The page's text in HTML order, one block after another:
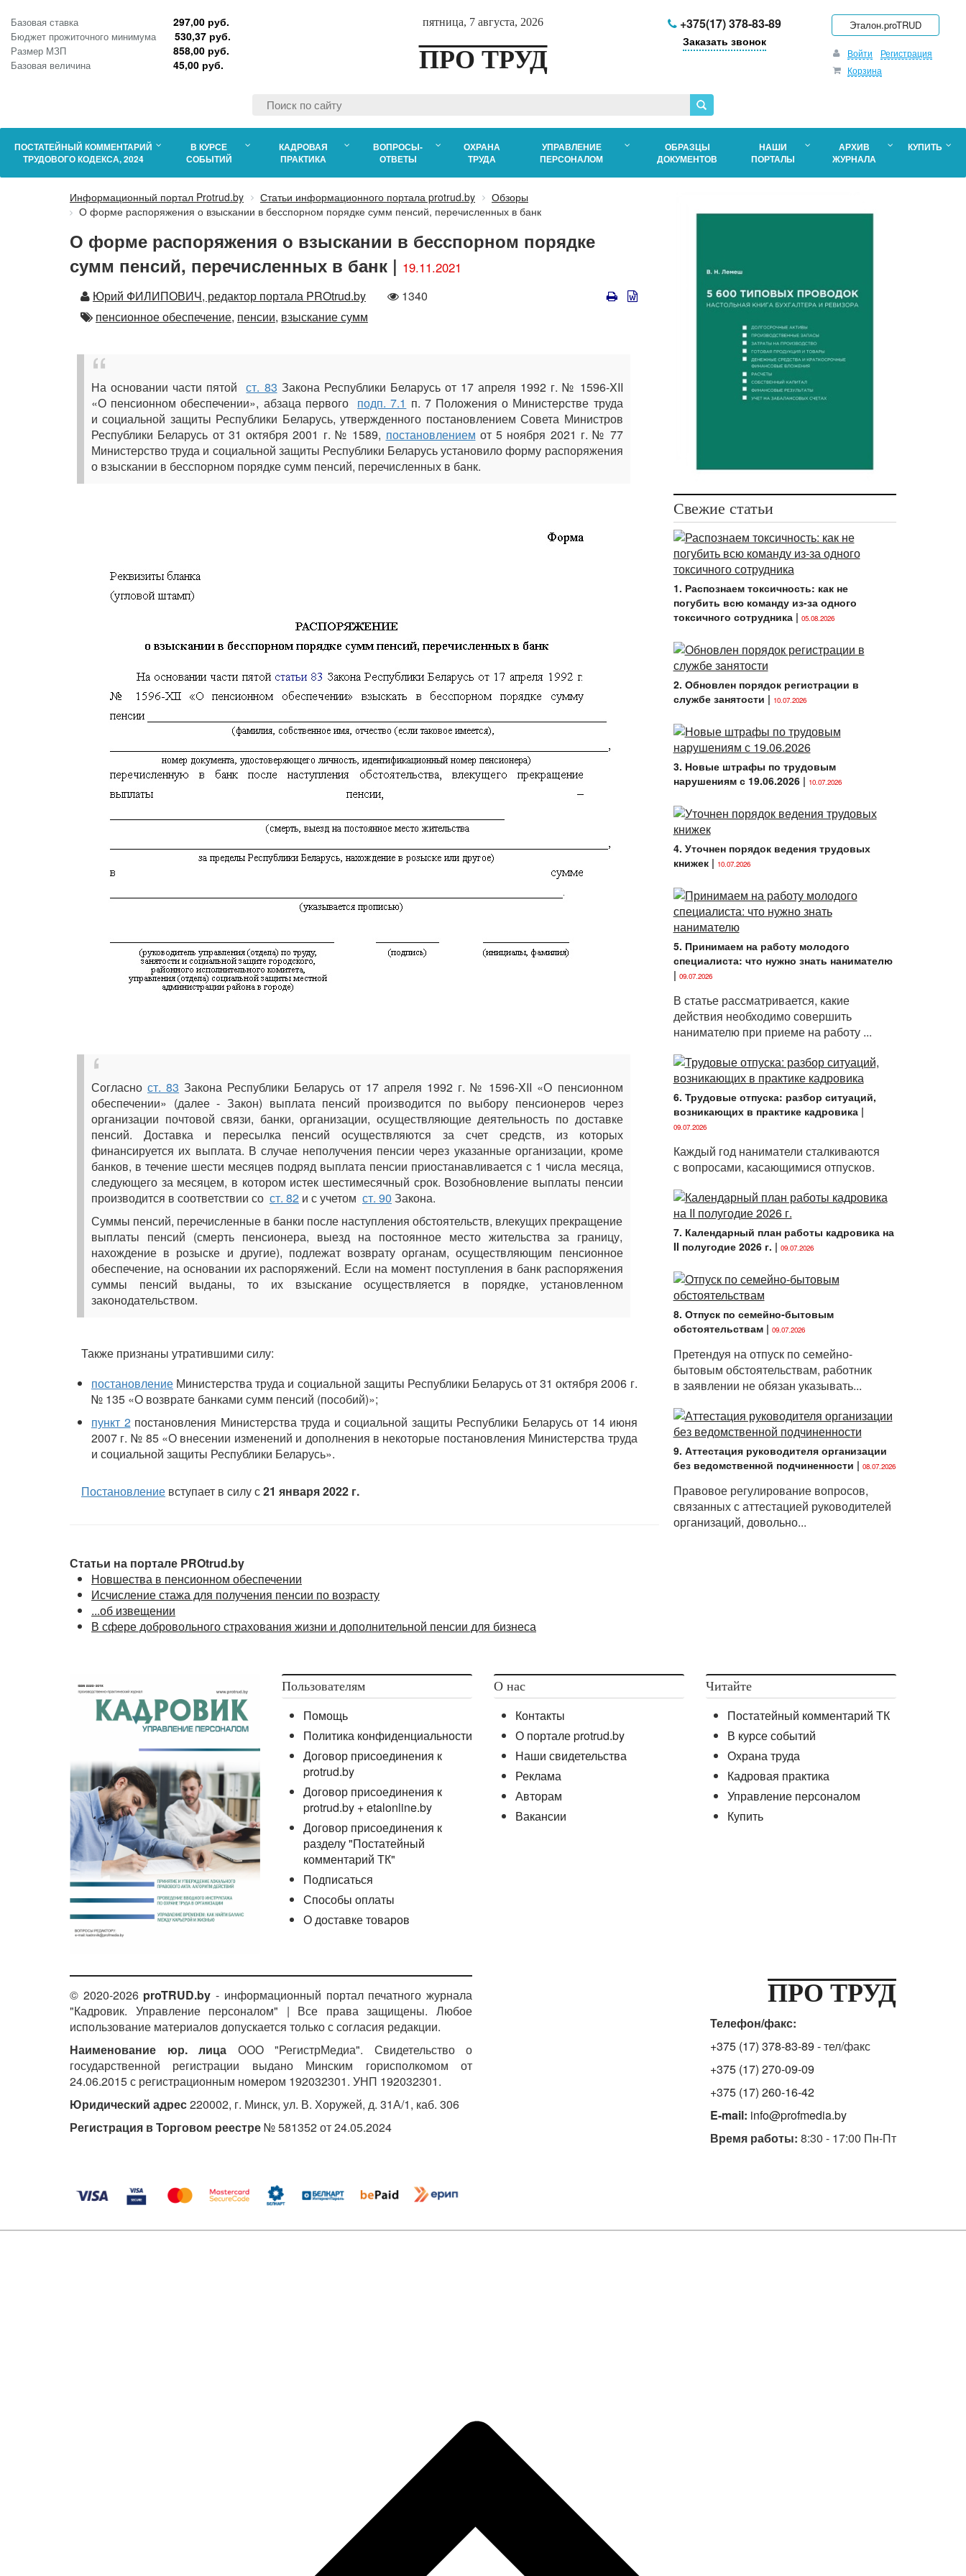
Базовая ставка 297,00 руб.
Бюджет прожиточного минимума 530,37 руб.
Размер МЗП 858,00 руб.
Базовая величина 45,00 руб.
пятница, 7 августа, 2026
ПРО ТРУД
+375(17) 378-83-89
Заказать звонок
Эталон.proTRUD
Войти
Регистрация
Корзина
ПОСТАТЕЙНЫЙ КОММЕНТАРИЙ
ТРУДОВОГО КОДЕКСА, 2024
В КУРСЕ
СОБЫТИЙ
КАДРОВАЯ
ПРАКТИКА
ВОПРОСЫ-
ОТВЕТЫ
ОХРАНА
ТРУДА
УПРАВЛЕНИЕ
ПЕРСОНАЛОМ
ОБРАЗЦЫ
ДОКУМЕНТОВ
НАШИ
ПОРТАЛЫ
АРХИВ
ЖУРНАЛА
КУПИТЬ
Информационный портал Protrud.by Статьи информационного портала protrud.by
Обзоры
О форме распоряжения о взыскании в бесспорном порядке сумм пенсий, перечисленных в банк
О форме распоряжения о взыскании в бесспорном порядке
сумм пенсий, перечисленных в банк | 19.11.2021
Автор
Юрий ФИЛИПОВИЧ, редактор портала PROtrud.by
Количество
1340
Автор
пенсионное обеспечение, пенсии, взыскание сумм
На основании части пятойст. 83 Закона Республики Беларусь от 17 апреля 1992 г. № 1596-XII
«О пенсионном обеспечении», абзаца первого подп. 7.1 п. 7 Положения о Министерстве труда
и социальной защиты Республики Беларусь, утвержденного постановлением Совета Министров
Республики Беларусь от 31 октября 2001 г. № 1589, постановлением от 5 ноября 2021 г. № 77
Министерство труда и социальной защиты Республики Беларусь установило форму распоряжения
о взыскании в бесспорном порядке сумм пенсий, перечисленных в банк.
Согласност. 83 Закона Республики Беларусь от 17 апреля 1992 г. № 1596-XII «О пенсионном
обеспечении» (далее - Закон) выплата пенсий производится по выбору пенсионеров через
организации почтовой связи, банки, организации, осуществляющие деятельность по доставке
пенсий. Доставка и пересылка пенсий осуществляются за счет средств, из которых
финансируется их выплата. В случае неполучения пенсии через указанные организации, кроме
банков, в течение шести месяцев подряд выплата пенсии приостанавливается с 1 числа месяца,
следующего за месяцем, в котором истек шестимесячный срок. Возобновление выплаты пенсии
производится в соответствии со ст. 82 и с учетом ст. 90 Закона.
Суммы пенсий, перечисленные в банки после наступления обстоятельств, влекущих прекращение
выплаты пенсий (смерть пенсионера, выезд на постоянное место жительства за границу,
нахождение в розыске и другие), подлежат возврату органам, осуществляющим пенсионное
обеспечение, на основании их распоряжений. Если на момент поступления в банк распоряжения
суммы пенсий выданы, то их взыскание осуществляется в порядке, установленном
законодательством.
Также признаны утратившими силу:
постановление Министерства труда и социальной защиты Республики Беларусь от 31 октября 2006 г.
№ 135 «О возврате банками сумм пенсий (пособий)»;
пункт 2постановления Министерства труда и социальной защиты Республики Беларусь от 14 июня
2007 г. № 85 «О внесении изменений и дополнения в некоторые постановления Министерства труда
и социальной защиты Республики Беларусь».
Постановление вступает в силу с21 января 2022 г.
Статьи на портале PROtrud.by
Новшества в пенсионном обеспечении
Исчисление стажа для получения пенсии по возрасту
...об извещении
В сфере добровольного страхования жизни и дополнительной пенсии для бизнеса
Свежие статьи
1. Распознаем токсичность: как не
погубить всю команду из-за одного
токсичного сотрудника| 05.08.2026
2. Обновлен порядок регистрации в
службе занятости | 10.07.2026
3. Новые штрафы по трудовым
нарушениям с 19.06.2026| 10.07.2026
4. Уточнен порядок ведения трудовых
книжек| 10.07.2026
5. Принимаем на работу молодого
специалиста: что нужно знать нанимателю
| 09.07.2026
В статье рассматривается, какие
действия необходимо совершить
нанимателю при приеме на работу ...
6. Трудовые отпуска: разбор ситуаций,
возникающих в практике кадровика|
09.07.2026
Каждый год наниматели сталкиваются
с вопросами, касающимися отпусков.
7. Календарный план работы кадровика на
II полугодие 2026 г. | 09.07.2026
8. Отпуск по семейно-бытовым
обстоятельствам| 09.07.2026
Претендуя на отпуск по семейно-
бытовым обстоятельствам, работник
в заявлении не обязан указывать...
9. Аттестация руководителя организации
без ведомственной подчиненности | 08.07.2026
Правовое регулирование вопросов,
связанных с аттестацией руководителей
организаций, довольно...
Пользователям
Помощь
Политика конфиденциальности
Договор присоединения к
protrud.by
Договор присоединения к
protrud.by + etalonline.by
Договор присоединения к
разделу "Постатейный
комментарий ТК"
Подписаться
Способы оплаты
О доставке товаров
О нас
Контакты
О портале protrud.by
Наши свидетельства
Реклама
Авторам
Вакансии
Читайте
Постатейный комментарий ТК
В курсе событий
Охрана труда
Кадровая практика
Управление персоналом
Купить
© 2020-2026 proTRUD.by - информационный портал печатного журнала
"Кадровик. Управление персоналом" | Все права защищены. Любое
использование материалов допускается только с согласия редакции.
Наименование юр. лица ООО "РегистрМедиа". Свидетельство о
государственной регистрации выдано Минским горисполкомом от
24.06.2015 с регистрационным номером 192032301. УНП 192032301.
Юридический адрес220002, г. Минск, ул. В. Хоружей, д. 31А/1, каб. 306
Регистрация в Торговом реестре№ 581352 от 24.05.2024
ПРО ТРУД
Телефон/факс:
+375 (17) 378-83-89 - тел/факс
+375 (17) 270-09-09
+375 (17) 260-16-42
E-mail: info@profmedia.by
Время работы: 8:30 - 17:00 Пн-Пт